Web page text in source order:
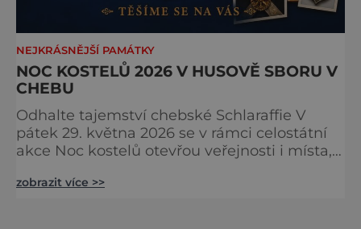
NEJKRÁSNĚJŠÍ PAMÁTKY
NOC KOSTELŮ 2026 V HUSOVĚ SBORU V
CHEBU
Odhalte tajemství chebské Schlaraffie V
pátek 29. května 2026 se v rámci celostátní
akce Noc kostelů otevřou veřejnosti i místa,
nejzajímavějších bude bezesporu Husův
zobrazit více >>